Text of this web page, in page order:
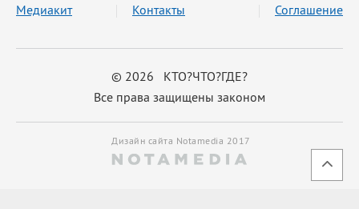
© 2026 КТО?ЧТО?ГДЕ?
Все права защищены законом
Медиакит Контакты Соглашение
Дизайн сайта Notamedia 2017